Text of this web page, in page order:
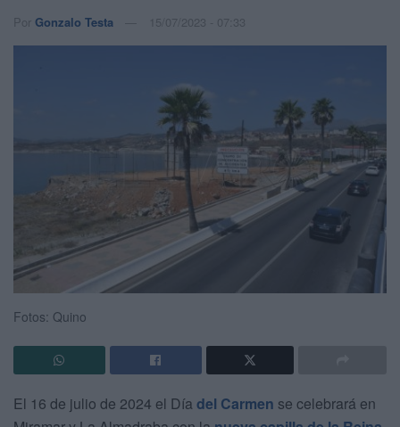
Por Gonzalo Testa 15/07/2023 - 07:33
Fotos: Quino
El 16 de julio de 2024 el Día del Carmen se celebrará en